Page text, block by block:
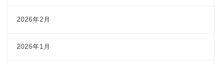
2026年2月
2026年1月